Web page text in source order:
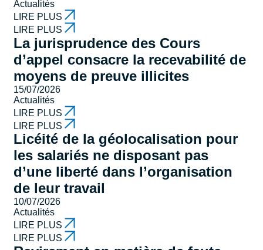
Actualités
LIRE PLUS
LIRE PLUS
La jurisprudence des Cours
d’appel consacre la recevabilité de
moyens de preuve illicites
15/07/2026
Actualités
LIRE PLUS
LIRE PLUS
Licéité de la géolocalisation pour
les salariés ne disposant pas
d’une liberté dans l’organisation
de leur travail
10/07/2026
Actualités
LIRE PLUS
LIRE PLUS